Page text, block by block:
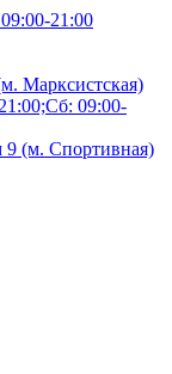
21:00
Марксистская)
09:00-
9 (м. Спортивная)